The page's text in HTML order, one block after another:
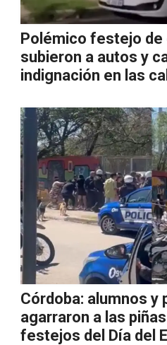
Polémico festejo de
subieron a autos y
indignación en las
Córdoba: alumnos y
agarraron a las
festejos del Día del